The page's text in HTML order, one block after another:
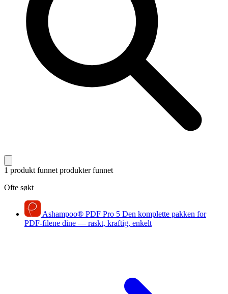
1 produkt funnet produkter funnet
Ofte søkt
Ashampoo® PDF Pro 5 Den komplette pakken for
PDF-filene dine — raskt, kraftig, enkelt